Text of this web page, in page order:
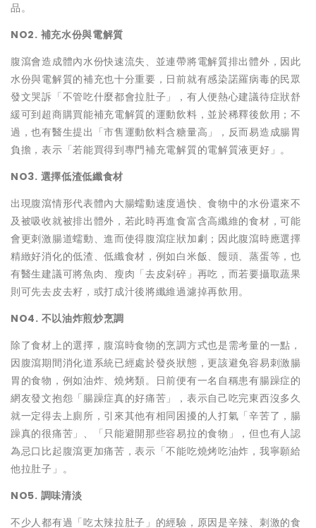
品。
NO2. 補充水份與電解質
腹瀉會造成體內水份快速流失、並連帶將電解質排出體外，因此
水份與電解質的補充也十分重要，日前就有感染諾羅病毒的民眾
發文哭訴「不管吃什麼都會拉肚子」，有人便熱心建議待症狀舒
緩可到超商購買能補充電解質的運動飲料，並於稀釋後飲用；不
過，也有醫生提出「市售運動飲料含糖量高」，反而易造成腸胃
負擔，表示「若能買得到專門補充電解質的電解質液更好」。
NO3. 選擇低渣低纖食材
出現腹瀉情形代表體內大腸蠕動速度過快、食物中的水份還來不
及被吸收就被排出體外，若此時再進食富含高纖維的食材，可能
會更刺激腸道蠕動、進而使得腹瀉症狀加劇；因此腹瀉時應選擇
精緻好消化的低渣、低纖食材，例如白米飯、饅頭、蒸蛋等，也
有醫生建議可將魚肉、瘦肉「去皮剁碎」再吃，而若要攝取蔬果
則可先去皮去籽，或打成汁後將纖維過濾掉再飲用。
NO4. 不以油炸煎炒烹調
除了食材上的選擇，腹瀉時食物的烹調方式也是需考量的一點，
因腹瀉期間消化道系統已經處於發炎狀態，更該避免容易刺激腸
胃的食物，例如油炸、燒烤類。日前便有一名自稱患有腸躁症的
網友發文抱怨「腸躁症真的好痛苦」，表示自己吃完東西沒多久
就一定得去上廁所，引來其他有相同困擾的人打氣「辛苦了，腸
躁真的很痛苦」、「只能避開那些容易拉的食物」，但也有人認
為忌口比起腹瀉更加痛苦，表示「不能吃燒烤吃油炸，我寧願給
他拉肚子」。
NO5. 調味清淡
不少人都有過「吃太辣拉肚子」的經驗，原因是辛辣、刺激的食